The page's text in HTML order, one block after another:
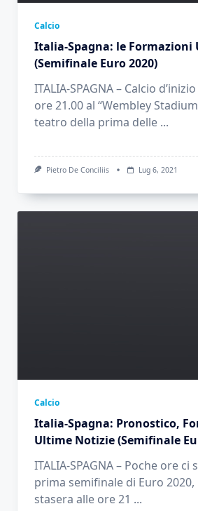
Calcio
Italia-Spagna: le Formazioni
(Semifinale Euro 2020)
ITALIA-SPAGNA – Calcio
ore 21.00 al “Wembley
teatro della prima delle ...
Pietro De Conciliis Lug 6, 2021
Calcio
Italia-Spagna: Pronostico,
Ultime Notizie (Semifinale
ITALIA-SPAGNA – Poche ore ci
prima semifinale di Euro
stasera alle ore 21 ...